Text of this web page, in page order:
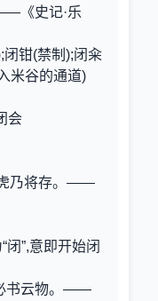
《史记·乐
闭钳(禁制);闭籴
米谷的通道)
会
乃将存。——
闭”,意即开始闭
书云物。——